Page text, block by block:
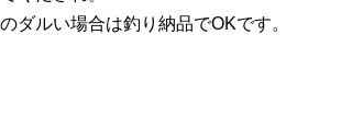
ダルい場合は釣り納品でOKです。